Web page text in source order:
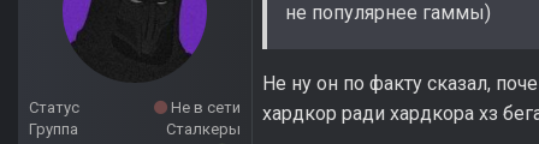
Статус
Не в сети
Группа
Сталкеры
не популярнее гаммы)
Не ну он по факту сказал,
хардкор ради хардкора хз